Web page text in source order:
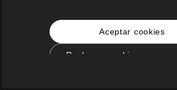
Aceptar cookies
Rechazar cookies no